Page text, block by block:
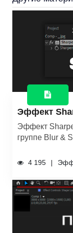
Эффект
Эффект
группе Blur &
4 195